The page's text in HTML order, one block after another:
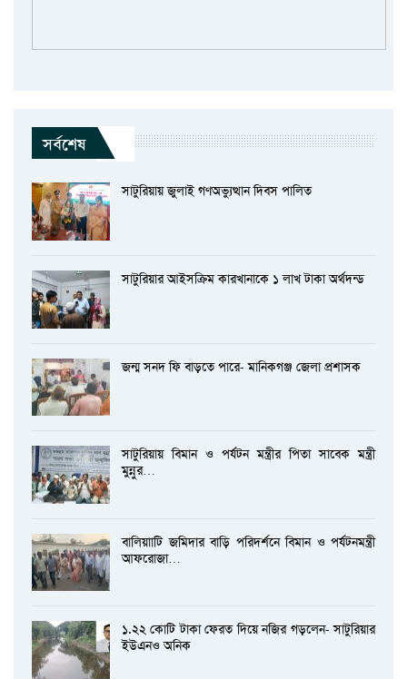
সর্বশেষ
সাটুরিয়ায় জুলাই গণঅভ্যুত্থান দিবস পালিত
সাটুরিয়ার আইসক্রিম কারখানাকে ১ লাখ টাকা অর্থদন্ড
জন্ম সনদ ফি বাড়তে পারে- মানিকগঞ্জ জেলা প্রশাসক
সাটুরিয়ায় বিমান ও পর্যটন মন্ত্রীর পিতা সাবেক মন্ত্রী
মুন্নুর…
বালিয়াাটি জমিদার বাড়ি পরিদর্শনে বিমান ও পর্যটনমন্ত্রী
আফরোজা…
১.২২ কোটি টাকা ফেরত দিয়ে নজির গড়লেন- সাটুরিয়ার
ইউএনও অনিক